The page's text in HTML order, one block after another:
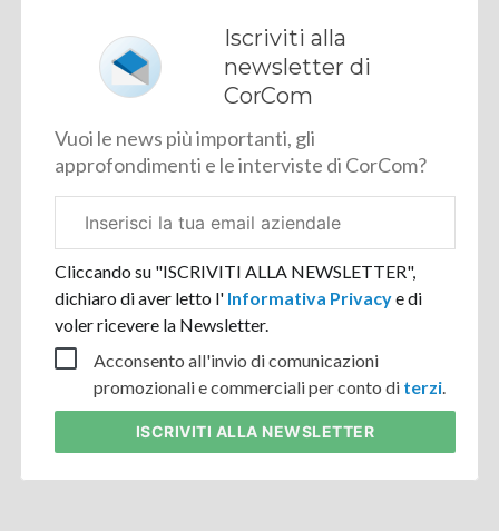
Iscriviti alla
newsletter di
CorCom
Vuoi le news più importanti, gli
approfondimenti e le interviste di CorCom?
aziendale
Cliccando su "ISCRIVITI ALLA NEWSLETTER",
dichiaro di aver letto l' Informativa Privacye di
voler ricevere la Newsletter.
Acconsento all'invio di comunicazioni
promozionali e commerciali per conto di terzi
ISCRIVITI ALLA NEWSLETTER